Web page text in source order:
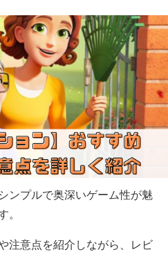
ンプルで奥深いゲーム性が魅
。
注意点を紹介しながら、レビ